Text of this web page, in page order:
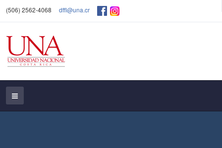
(506) 2562-4068 dffl@una.cr